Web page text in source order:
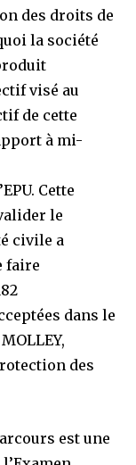
des droits de
la société
visé au
de cette
à mi-
Cette
le
civile a
faire
dans le
des
est une